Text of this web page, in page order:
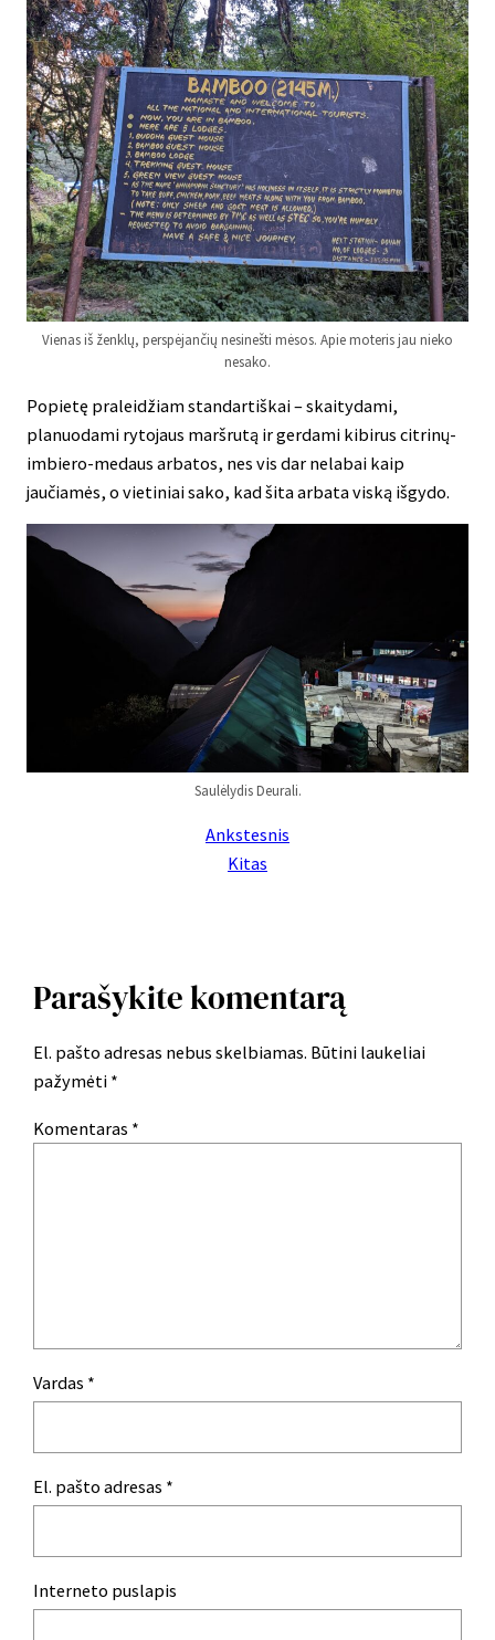
Vienas iš ženklų, perspėjančių nesinešti mėsos. Apie moteris jau nieko
nesako.
Popietę praleidžiam standartiškai – skaitydami,
planuodami rytojaus maršrutą ir gerdami kibirus citrinų-
imbiero-medaus arbatos, nes vis dar nelabai kaip
jaučiamės, o vietiniai sako, kad šita arbata viską išgydo.
Saulėlydis Deurali.
Ankstesnis
Kitas
Parašykite komentarą
El. pašto adresas nebus skelbiamas. Būtini laukeliai
pažymėti *
Komentaras *
Vardas *
El. pašto adresas *
Interneto puslapis